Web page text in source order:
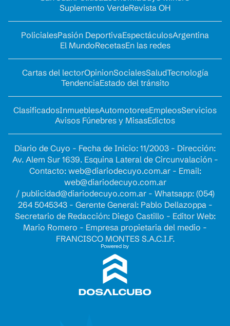
Suplemento VerdeRevista OH
PolicialesPasión DeportivaEspectáculosArgentina
El MundoRecetasEn las redes
Cartas del lectorOpinionSocialesSaludTecnología
TendenciaEstado del tránsito
ClasificadosInmueblesAutomotoresEmpleosServicios
Avisos Fúnebres y MisasEdictos
Diario de Cuyo - Fecha de Inicio: 11/2003 - Dirección:
Av. Alem Sur 1639. Esquina Lateral de Circunvalación -
Contacto: web@diariodecuyo.com.ar- Email:
web@diariodecuyo.com.ar
/ publicidad@diariodecuyo.com.ar- Whatsapp: (054)
264 5045343 - Gerente General: Pablo Dellazoppa -
Secretario de Redacción: Diego Castillo - Editor Web:
Mario Romero - Empresa propietaria del medio -
FRANCISCO MONTES S.A.C.I.F.